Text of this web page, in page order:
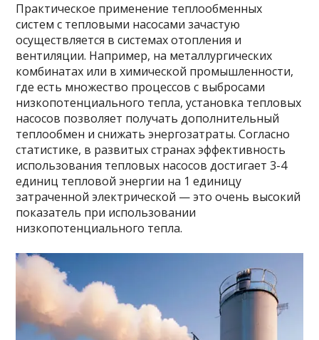
Практическое применение теплообменных
систем с тепловыми насосами зачастую
осуществляется в системах отопления и
вентиляции. Например, на металлургических
комбинатах или в химической промышленности,
где есть множество процессов с выбросами
низкопотенциального тепла, установка тепловых
насосов позволяет получать дополнительный
теплообмен и снижать энергозатраты. Согласно
статистике, в развитых странах эффективность
использования тепловых насосов достигает 3-4
единиц тепловой энергии на 1 единицу
затраченной электрической — это очень высокий
показатель при использовании
низкопотенциального тепла.